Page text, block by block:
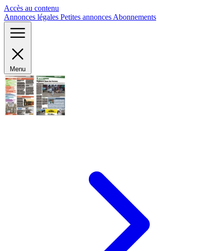
Accès au contenu
Annonces légales Petites annonces Abonnements
Menu
Panneau de gestion des cookies